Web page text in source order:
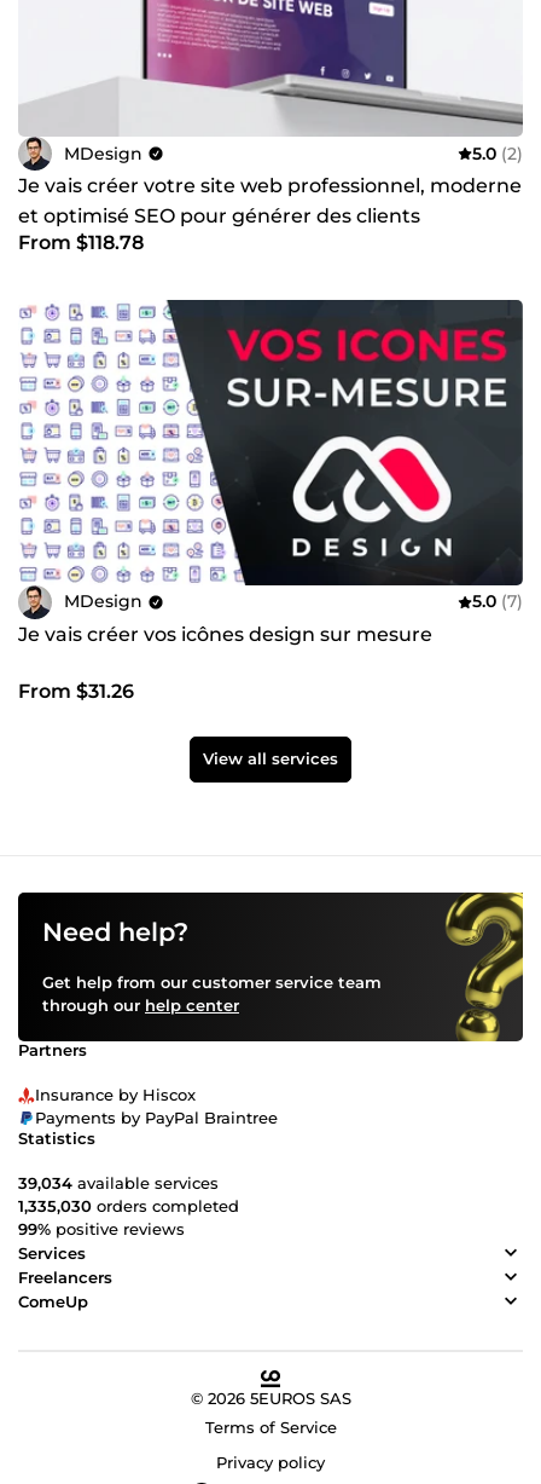
MDesign 5.0 (2)
Je vais créer votre site web professionnel, moderne
et optimisé SEO pour générer des clients
From $118.78
MDesign 5.0 (7)
Je vais créer vos icônes design sur mesure
From $31.26
View all services
Need help?
Get help from our customer service team
through our help center
Partners
Insurance by Hiscox
Payments by PayPal Braintree
Statistics
39,034 available services
1,335,030 orders completed
99% positive reviews
Services
Freelancers
ComeUp
© 2026 5EUROS SAS
Terms of Service
Privacy policy